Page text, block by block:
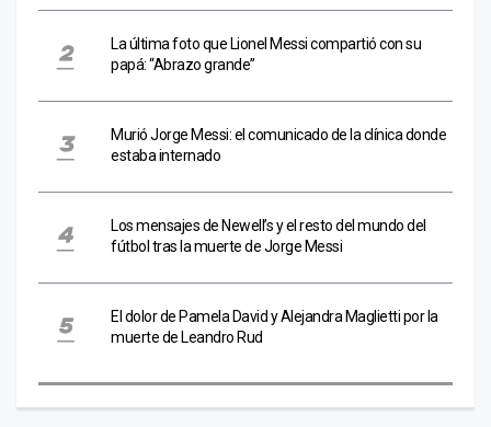
La última foto que Lionel Messi compartió con su
papá: “Abrazo grande”
Murió Jorge Messi: el comunicado de la clínica donde
estaba internado
Los mensajes de Newell’s y el resto del mundo del
fútbol tras la muerte de Jorge Messi
El dolor de Pamela David y Alejandra Maglietti por la
muerte de Leandro Rud